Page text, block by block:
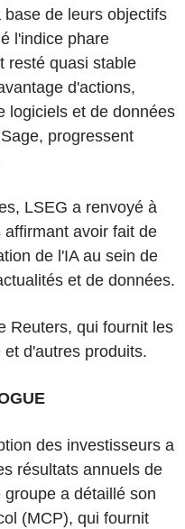
de leurs objectifs
l'indice phare
resté quasi stable
d'actions,
logiciels et de données
progressent
LSEG a renvoyé à
avoir fait de
de l'IA au sein de
et de données.
Reuters, qui fournit les
d'autres produits.
des investisseurs a
résultats annuels de
a détaillé son
(MCP), qui fournit